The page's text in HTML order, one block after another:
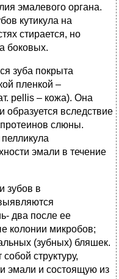
эмалевого органа.
кутикула на
стирается, но
боковых.
зуба покрыта
пленкой –
рellis – кожа). Она
образуется вследствие
слюны.
эмали в течение
зубов в
два после ее
колонии микробов;
(зубных) бляшек.
структуру,
эмали и состоящую из